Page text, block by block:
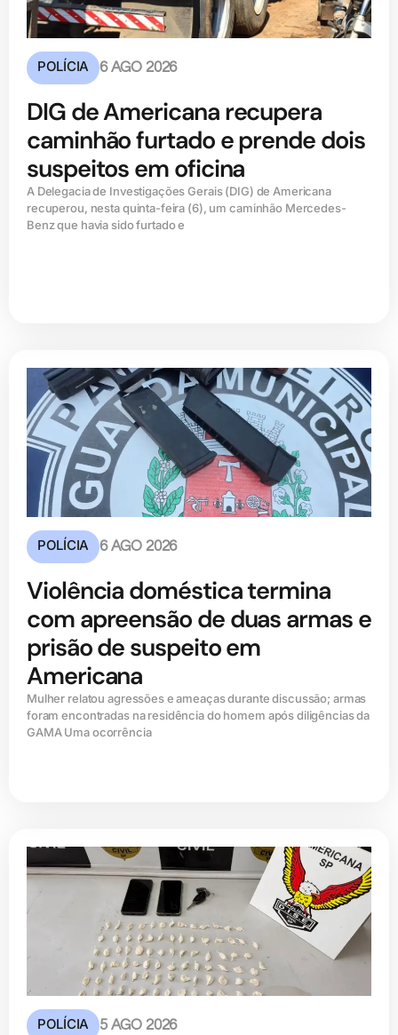
POLÍCIA 6 AGO 2026
DIG de Americana recupera
caminhão furtado e prende dois
suspeitos em oficina
A Delegacia de Investigações Gerais (DIG) de Americana
recuperou, nesta quinta-feira (6), um caminhão Mercedes-
Benz que havia sido furtado e
POLÍCIA 6 AGO 2026
Violência doméstica termina
com apreensão de duas armas e
prisão de suspeito em
Americana
Mulher relatou agressões e ameaças durante discussão; armas
foram encontradas na residência do homem após diligências da
GAMA Uma ocorrência
POLÍCIA 5 AGO 2026